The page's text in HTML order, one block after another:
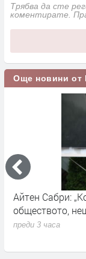
Трябва да сте
коментирате.
Още новини от
Айтен Сабри:
обществото,
преди 3 часа